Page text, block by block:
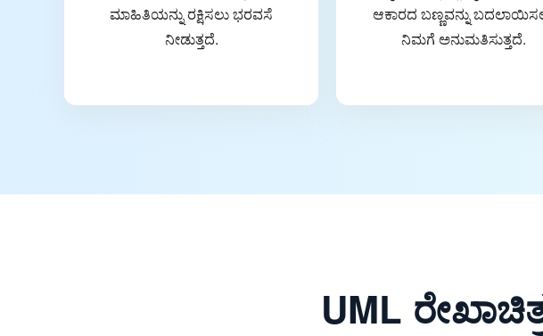
ಮಾಹಿತಿಯನ್ನು ರಕ್ಷಿಸಲು ಭರವಸೆ
ನೀಡುತ್ತದೆ.
ಆಕಾರದ ಬಣ್ಣವನ್ನು
ನಿಮಗೆ ಅನುಮತಿಸುತ್ತದೆ.
UML